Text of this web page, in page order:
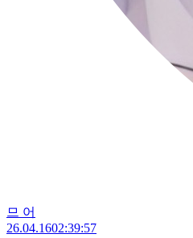
므 어
26.04.1602:39:57